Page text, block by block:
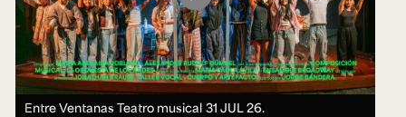
Entre Ventanas Teatro musical 31 JUL 26.